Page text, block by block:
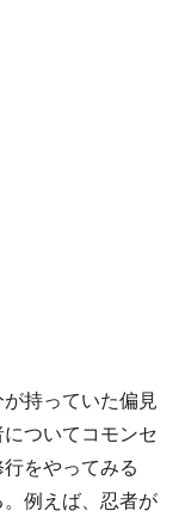
持っていた偏見
ついてコモンセ
をやってみる
例えば、忍者が